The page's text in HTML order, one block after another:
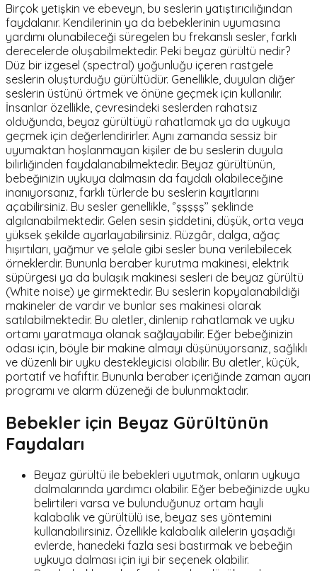
Birçok yetişkin ve ebeveyn, bu seslerin yatıştırıcılığından
faydalanır. Kendilerinin ya da bebeklerinin uyumasına
yardımı olunabileceği süregelen bu frekanslı sesler, farklı
derecelerde oluşabilmektedir. Peki beyaz gürültü nedir?
Düz bir izgesel (spectral) yoğunluğu içeren rastgele
seslerin oluşturduğu gürültüdür. Genellikle, duyulan diğer
seslerin üstünü örtmek ve önüne geçmek için kullanılır.
İnsanlar özellikle, çevresindeki seslerden rahatsız
olduğunda, beyaz gürültüyü rahatlamak ya da uykuya
geçmek için değerlendirirler. Aynı zamanda sessiz bir
uyumaktan hoşlanmayan kişiler de bu seslerin duyula
bilirliğinden faydalanabilmektedir. Beyaz gürültünün,
bebeğinizin uykuya dalmasın da faydalı olabileceğine
inanıyorsanız, farklı türlerde bu seslerin kayıtlarını
açabilirsiniz. Bu sesler genellikle, ‘’şşşşş’’ şeklinde
algılanabilmektedir. Gelen sesin şiddetini, düşük, orta veya
yüksek şekilde ayarlayabilirsiniz. Rüzgâr, dalga, ağaç
hışırtıları, yağmur ve şelale gibi sesler buna verilebilecek
örneklerdir. Bununla beraber kurutma makinesi, elektrik
süpürgesi ya da bulaşık makinesi sesleri de beyaz gürültü
(White noise) ye girmektedir. Bu seslerin kopyalanabildiği
makineler de vardır ve bunlar ses makinesi olarak
satılabilmektedir. Bu aletler, dinlenip rahatlamak ve uyku
ortamı yaratmaya olanak sağlayabilir. Eğer bebeğinizin
odası için, böyle bir makine almayı düşünüyorsanız, sağlıklı
ve düzenli bir uyku destekleyicisi olabilir. Bu aletler, küçük,
portatif ve hafiftir. Bununla beraber içeriğinde zaman ayarı
programı ve alarm düzeneği de bulunmaktadır.
Bebekler için Beyaz Gürültünün
Faydaları
Beyaz gürültü ile bebekleri uyutmak, onların uykuya
dalmalarında yardımcı olabilir. Eğer bebeğinizde uyku
belirtileri varsa ve bulunduğunuz ortam hayli
kalabalık ve gürültülü ise, beyaz ses yöntemini
kullanabilirsiniz. Özellikle kalabalık ailelerin yaşadığı
evlerde, hanedeki fazla sesi bastırmak ve bebeğin
uykuya dalması için iyi bir seçenek olabilir.